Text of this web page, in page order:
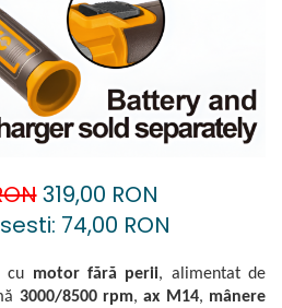
319,00 RON
74,00 RON
cu motor fără perii, alimentat de
3000/8500 rpm,ax M14, mânere